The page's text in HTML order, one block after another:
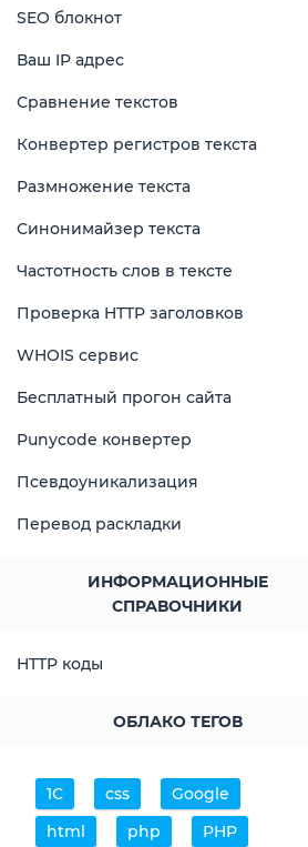
SEO блокнот
Ваш IP адрес
Сравнение текстов
Конвертер регистров текста
Размножение текста
Синонимайзер текста
Частотность слов в тексте
Проверка HTTP заголовков
WHOIS сервис
Бесплатный прогон сайта
Punycode конвертер
Псевдоуникализация
Перевод раскладки
ИНФОРМАЦИОННЫЕ
СПРАВОЧНИКИ
HTTP коды
ОБЛАКО ТЕГОВ
1С css
Google
html
php
PHP
Сравнение Atom
против Celeron 797
Справка:Можно
несколько
(до 14
в таблице)
. В
процессоры не
таблицу,
прокрутки.
На этой
графические
количественных
параметров
Перейти к
Справка:Для того
выделить
на его название.
позволяет
процессоры или
видеть
(Во избежении
в таблице
процессоров)